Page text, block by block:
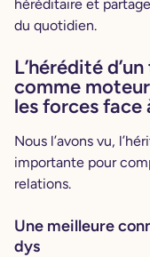
héréditaire et
du quotidien.
L’hérédité
comme
les forces face
Nous l’avons vu,
importante pour
relations.
Une meilleure
dys